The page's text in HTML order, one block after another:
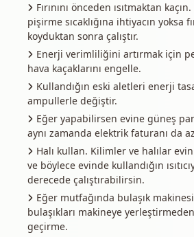
Fırınını önceden ısıtmaktan
pişirme sıcaklığına ihtiyacın yoksa
koyduktan sonra çalıştır.
Enerji verimliliğini artırmak için
hava kaçaklarını engelle.
Kullandığın eski aletleri enerji
ampullerle değiştir.
Eğer yapabilirsen evine güneş
aynı zamanda elektrik faturanı da
Halı kullan. Kilimler ve halılar
ve böylece evinde kullandığın
derecede çalıştırabilirsin.
Eğer mutfağında bulaşık
bulaşıkları makineye
geçirme.